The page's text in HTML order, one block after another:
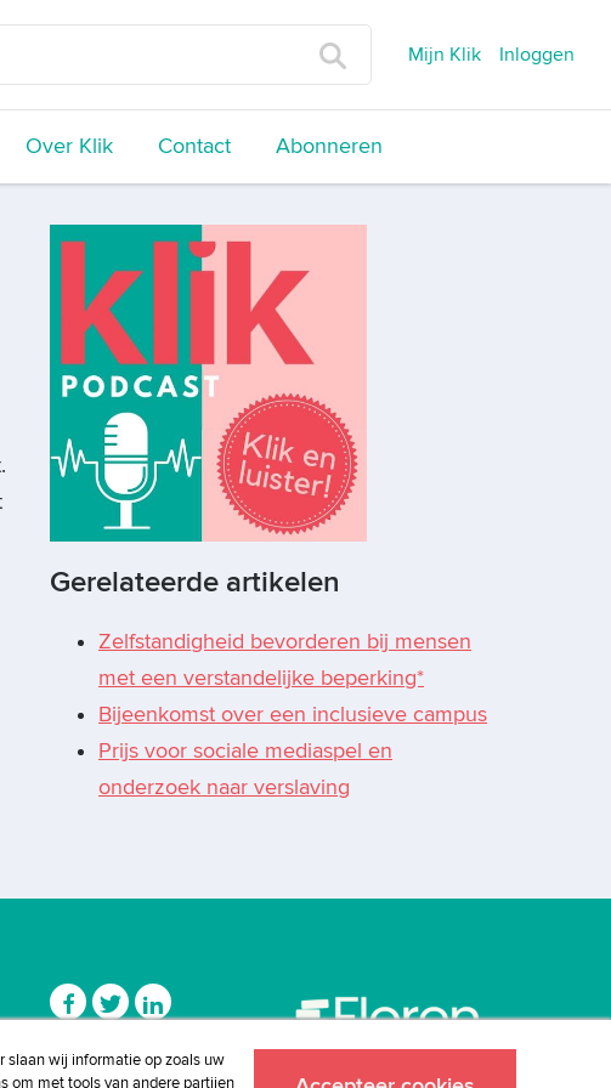
Mijn Klik Inloggen
Over Klik Contact Abonneren
Gerelateerde artikelen
Zelfstandigheid bevorderen bij mensen
met een verstandelijke beperking*
Bijeenkomst over een inclusieve campus
Prijs voor sociale mediaspel en
onderzoek naar verslaving
slaan wij informatie op zoals uw
om met tools van andere partijen